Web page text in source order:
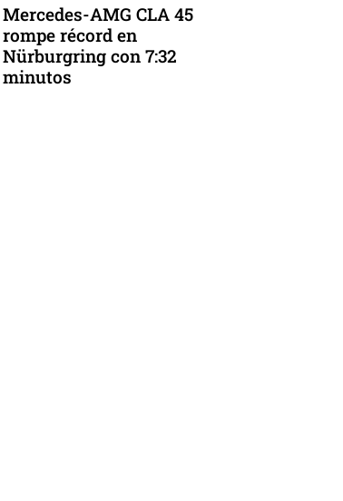
Mercedes-AMG CLA 45
rompe récord en
Nürburgring con 7:32
minutos